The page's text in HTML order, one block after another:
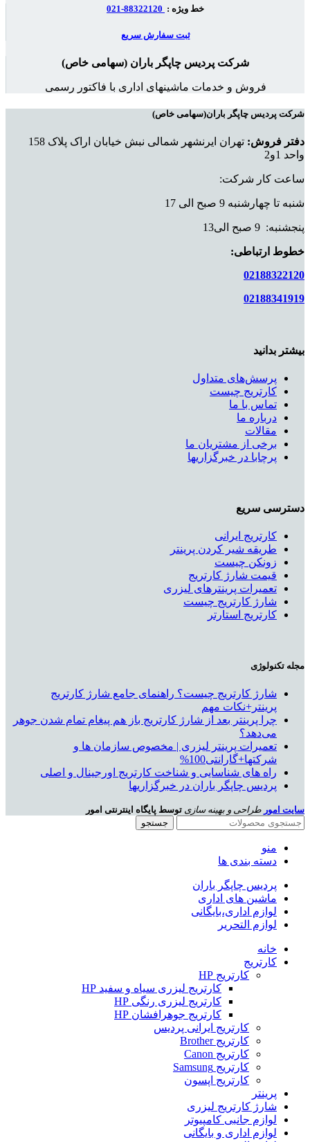
خط ویژه :
ثبت سفارش سریع
شرکت پردیس چاپگر باران (سهامی خاص)
فروش و خدمات ماشینهای اداری با فاکتور رسمی
شرکت پردیس چاپگر باران(سهامی خاص)
دفتر فروش:
تهران ایرنشهر شمالی نبش خیابان اراک پلاک 158
واحد 1و2
ساعت کار شرکت:
شنبه تا چهارشنبه 9 صبح الی 17
پنجشنبه: 9 صبح الی13
خطوط ارتباطی:
02188322120
02188341919
بیشتر بدانید
پرسش‌های متداول
کارتریج چیست
تماس با ما
درباره ما
مقالات
برخی از مشتریان ما
پرچابا در خبرگزاریها
دسترسی سریع
کارتریج ایرانی
طریقه شیر کردن پرینتر
زونکن چیست
قیمت شارژ کارتریج
تعمیرات پرینترهای لیزری
شارژ کارتریج چیست
کارتریج استارتر
مجله تکنولوژی
شارژ کارتریج چیست؟ راهنمای جامع شارژ کارتریج
پرینتر+نکات مهم
چرا پرینتر بعد از شارژ کارتریج باز هم پیغام تمام شدن جوهر
می‌دهد؟
تعمیرات پرینتر لیزری | مخصوص سازمان ها و
شرکتها+گارانتی100%
راه های شناسایی و شناخت کارتریج اورجینال و اصلی
پردیس چاپگر باران در خبرگزاریها
سایت امور طراحی و بهینه سازی توسط پایگاه اینترنتی امور
جستجو
منو
دسته بندی ها
پردیس چاپگر باران
ماشین های اداری
لوازم اداری،بایگانی
لوازم التحریر
خانه
کارتریج
کارتریج HP
کارتریج لیزری سیاه و سفید HP
کارتریج لیزری رنگی HP
کارتریج جوهرافشان HP
کارتریج ایرانی پردیس
کارتریج Brother
کارتریج Canon
کارتریج Samsung
کارتریج اپسون
پرینتر
شارژ کارتریج لیزری
لوازم جانبی کامپیوتر
لوازم اداری و بایگانی